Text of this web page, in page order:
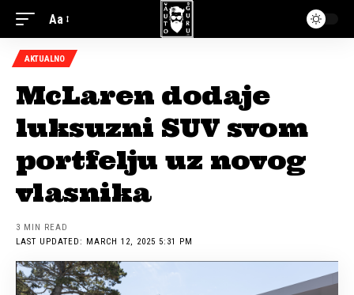
Aa
AKTUALNO
McLaren dodaje
luksuzni SUV svom
portfelju uz novog
vlasnika
LAST UPDATED: MARCH 12, 2025 5:31 PM
3 MIN READ